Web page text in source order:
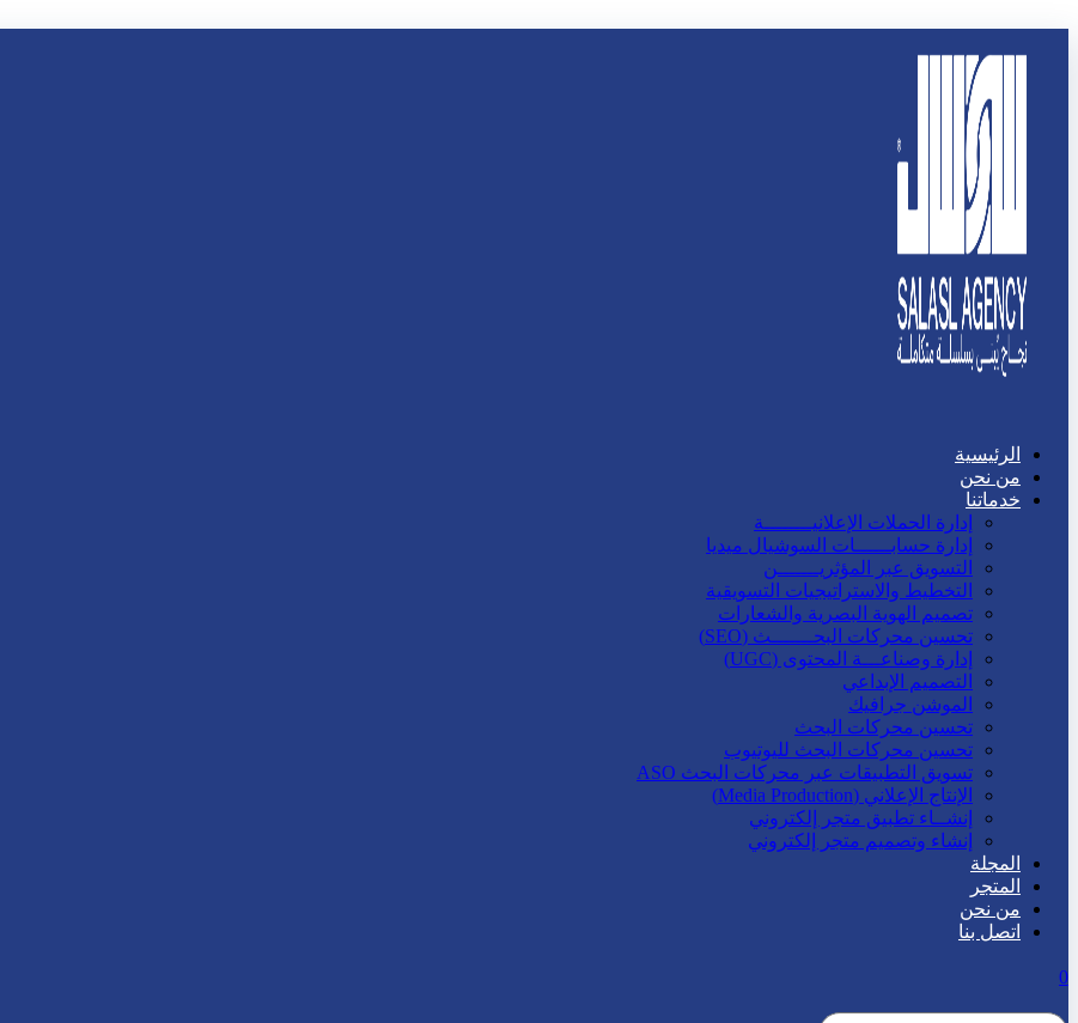
الرئيسية
من نحن
خدماتنا
إدارة الحملات الإعلانيــــــــة
إدارة حسابــــــات السوشيال ميديا
التسويق عبر المؤثريـــــــن
التخطيط والاستراتيجيات التسويقية
تصميم الهوية البصرية والشعارات
تحسين محركات البحـــــــث (SEO)
إدارة وصناعـــة المحتوى (UGC)
التصميم الإبداعي
الموشن جرافيك
تحسين محركات البحث
تحسين محركات البحث لليوتيوب
تسويق التطبيقات عبر محركات البحث ASO
الإنتاج الإعلاني (Media Production)
إنشــاء تطبيق متجر إلكتروني
إنشاء وتصميم متجر إلكتروني
المجلة
المتجر
من نحن
اتصل بنا
0